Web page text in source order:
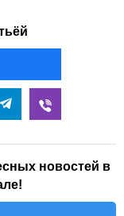
новостей в